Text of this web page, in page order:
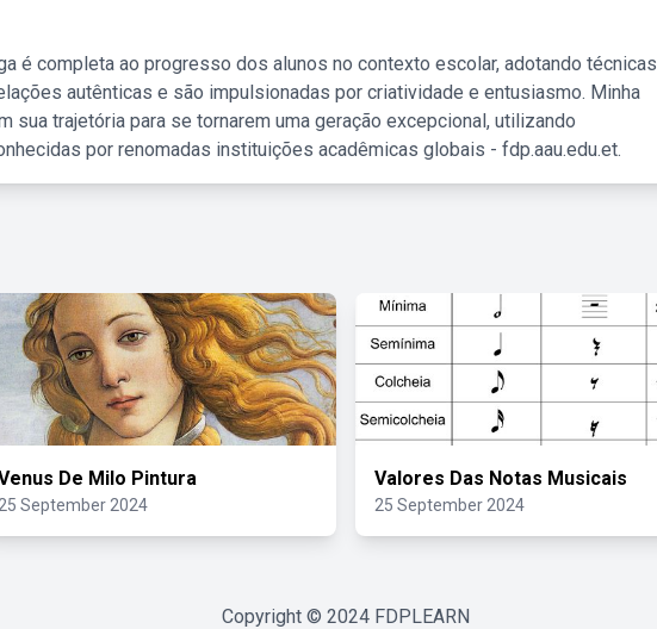
é completa ao progresso dos alunos no contexto escolar, adotando técnicas
autênticas e são impulsionadas por criatividade e entusiasmo. Minha
sua trajetória para se tornarem uma geração excepcional, utilizando
por renomadas instituições acadêmicas globais - fdp.aau.edu.et.
De Milo Pintura
25 September 2024
Valores Das Notas Musicais
25 September 2024
Copyright © 2024 FDPLEARN